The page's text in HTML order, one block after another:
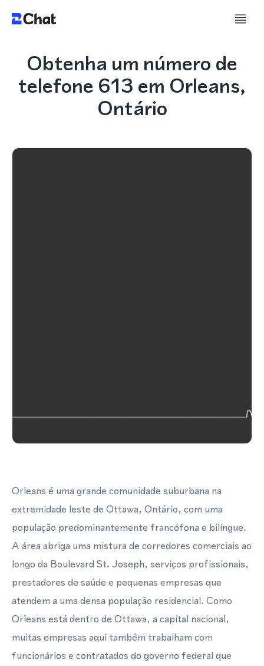
Obtenha um número de
telefone 613 em Orleans,
Ontário
Orleans é uma grande comunidade suburbana na
extremidade leste de Ottawa, Ontário, com uma
população predominantemente francófona e bilíngue.
A área abriga uma mistura de corredores comerciais ao
longo da Boulevard St. Joseph, serviços profissionais,
prestadores de saúde e pequenas empresas que
atendem a uma densa população residencial. Como
Orleans está dentro de Ottawa, a capital nacional,
muitas empresas aqui também trabalham com
funcionários e contratados do governo federal que